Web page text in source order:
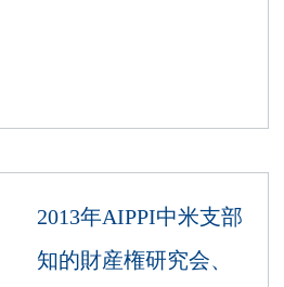
2013年AIPPI中米支部
知的財産権研究会、